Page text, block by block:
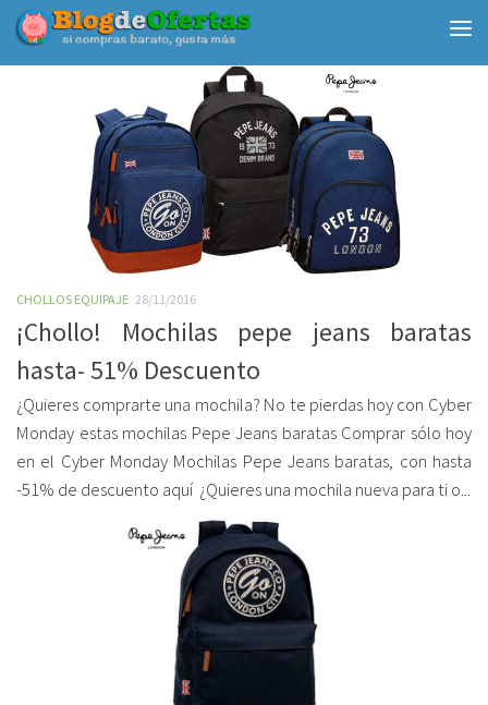
Debajo del contenido
CHOLLOS EQUIPAJE 28/11/2016
¡Chollo! Mochilas pepe jeans baratas
hasta- 51% Descuento
¿Quieres comprarte una mochila? No te pierdas hoy con Cyber
Monday estas mochilas Pepe Jeans baratas Comprar sólo hoy
en el Cyber Monday Mochilas Pepe Jeans baratas, con hasta
-51% de descuento aquí ¿Quieres una mochila nueva para ti o...